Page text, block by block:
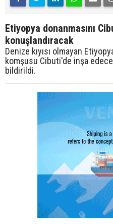
Etiyopya donanmasını
konuşlandıracak
Denize kıyısı olmayan
komşusu Cibuti'de inşa
bildirildi.